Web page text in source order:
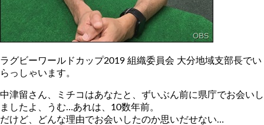
ラグビーワールドカップ2019 組織委員会 大分地域支部長でい
らっしゃいます。
中津留さん、ミチコはあなたと、ずいぶん前に県庁でお会いし
ましたよ、うむ…あれは、10数年前。
だけど、どんな理由でお会いしたのか思いだせない…